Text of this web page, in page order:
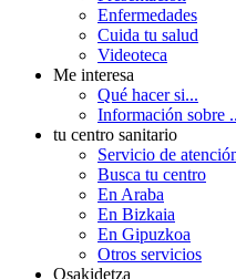
Enfermedades
Cuida tu salud
Videoteca
Me interesa
Qué hacer si...
Información sobre
tu centro sanitario
Servicio de
Busca tu centro
En Araba
En Bizkaia
En Gipuzkoa
Otros servicios
Osakidetza